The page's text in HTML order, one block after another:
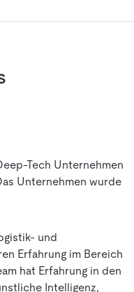
Tech Unternehmen
Unternehmen wurde
und
Erfahrung im Bereich
hat Erfahrung in den
Intelligenz,